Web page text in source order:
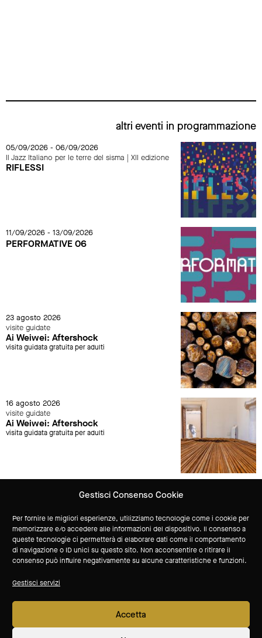
Gestisci Consenso Cookie
Per fornire le migliori esperienze, utilizziamo tecnologie come i cookie per
memorizzare e/o accedere alle informazioni del dispositivo. Il consenso a
queste tecnologie ci permetterà di elaborare dati come il comportamento
di navigazione o ID unici su questo sito. Non acconsentire o ritirare il
consenso può influire negativamente su alcune caratteristiche e funzioni.
Gestisci servizi
Accetta
altri eventi in programmazione
05/09/2026 - 06/09/2026
Il Jazz Italiano per le terre del sisma | XII edizione
RIFLESSI
11/09/2026 - 13/09/2026
PERFORMATIVE 06
23 agosto 2026
visite guidate
Ai Weiwei: Aftershock
visita guidata gratuita per adulti
16 agosto 2026
visite guidate
Ai Weiwei: Aftershock
visita guidata gratuita per adulti
Vuoi ricevere aggiornamenti sulle attività del Museo?
Iscriviti alla newsletter
sponsor tecnico
soci
seguici su